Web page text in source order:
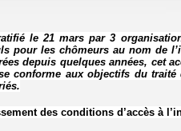
le 21 mars par 3
pour les chômeurs au nom de
depuis quelques années, cet
conforme aux objectifs du traité
des conditions d’accès à